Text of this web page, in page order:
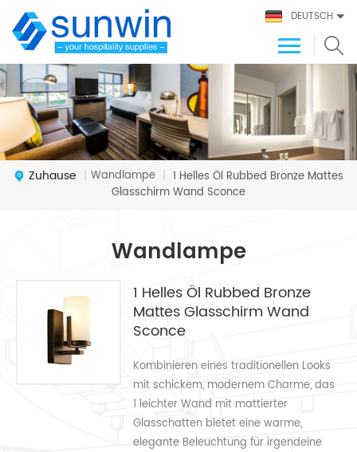
DEUTSCH
Zuhause | Wandlampe | 1 Helles Öl Rubbed Bronze Mattes
Glasschirm Wand Sconce
Wandlampe
1 Helles Öl Rubbed Bronze
Mattes Glasschirm Wand
Sconce
Kombinieren eines traditionellen Looks
mit schickem, modernem Charme, das
1 leichter Wand mit mattierter
Glasschatten bietet eine warme,
elegante Beleuchtung für irgendeine